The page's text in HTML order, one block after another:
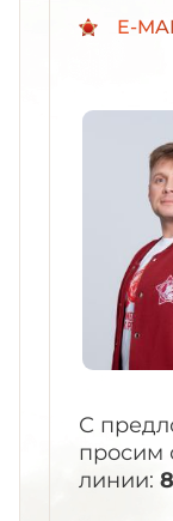
E-
С
просим
линии: